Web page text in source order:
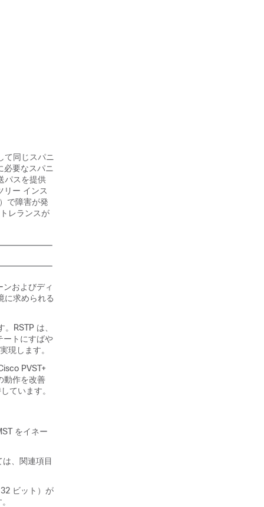
て同じスパニ
必要なスパニ
パスを提供
リー インス
で障害が発
レランスが
およびディ
に求められる
RSTP は、
ートにすばや
現します。
PVST+
動作を改善
ています。
をイネー
、関連項目
ビット）が